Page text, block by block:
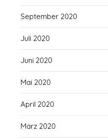
September 2020
Juli 2020
Juni 2020
Mai 2020
April 2020
März 2020